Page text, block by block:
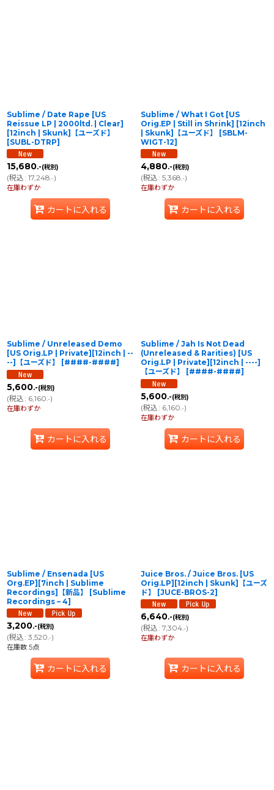
Sublime / Date Rape [US
Reissue LP | 2000ltd. | Clear]
[12inch | Skunk]【ユーズド】
[SUBL-DTRP]
15,680.-(税別)
(税込: 17,248.-)
在庫わずか
カートに入れる
Sublime / What I Got [US
Orig.EP | Still in Shrink] [12inch
| Skunk]【ユーズド】
[SBLM-
WIGT-12]
4,880.-(税別)
(税込: 5,368.-)
在庫わずか
カートに入れる
Sublime / Unreleased Demo
[US Orig.LP | Private][12inch | --
--]【ユーズド】
[####-####]
5,600.-(税別)
(税込: 6,160.-)
在庫わずか
カートに入れる
Sublime / Jah Is Not Dead
(Unreleased & Rarities) [US
Orig.LP | Private][12inch | ----]
【ユーズド】
[####-####]
5,600.-(税別)
(税込: 6,160.-)
在庫わずか
カートに入れる
Sublime / Ensenada [US
Org.EP][7inch | Sublime
Recordings]【新品】
[Sublime
Recordings – 4]
3,200.-(税別)
(税込: 3,520.-)
在庫数 5点
カートに入れる
Juice Bros. / Juice Bros. [US
Orig.LP][12inch | Skunk]【ユーズ
ド】
[JUCE-BROS-2]
6,640.-(税別)
(税込: 7,304.-)
在庫わずか
カートに入れる